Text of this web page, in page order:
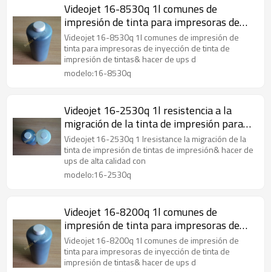
Videojet 16-8530q 1l comunes de
impresión de tinta para impresoras de
inyección de tinta
Videojet 16-8530q 1l comunes de impresión de
tinta para impresoras de inyección de tinta de
impresión de tintas& hacer de ups d
modelo:16-8530q
Videojet 16-2530q 1l resistencia a la
migración de la tinta de impresión para
impresoras de inyección de tinta
Videojet 16-2530q 1 lresistance la migración de la
tinta de impresión de tintas de impresión& hacer de
ups de alta calidad con
modelo:16-2530q
Videojet 16-8200q 1l comunes de
impresión de tinta para impresoras de
inyección de tinta
Videojet 16-8200q 1l comunes de impresión de
tinta para impresoras de inyección de tinta de
impresión de tintas& hacer de ups d